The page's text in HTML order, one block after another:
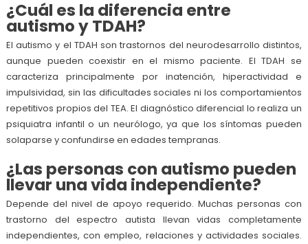
¿Cuál es la diferencia entre
autismo y TDAH?
El autismo y el TDAH son trastornos del neurodesarrollo distintos,
aunque pueden coexistir en el mismo paciente. El TDAH se
caracteriza principalmente por inatención, hiperactividad e
impulsividad, sin las dificultades sociales ni los comportamientos
repetitivos propios del TEA. El diagnóstico diferencial lo realiza un
psiquiatra infantil o un neurólogo, ya que los síntomas pueden
solaparse y confundirse en edades tempranas.
¿Las personas con autismo pueden
llevar una vida independiente?
Depende del nivel de apoyo requerido. Muchas personas con
trastorno del espectro autista llevan vidas completamente
independientes, con empleo, relaciones y actividades sociales.